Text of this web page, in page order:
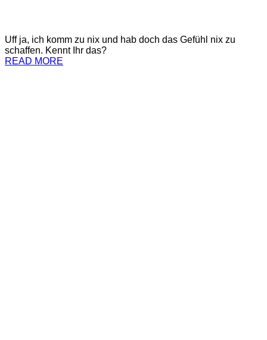
Uff ja, ich komm zu nix und hab doch das Gefühl nix zu
schaffen. Kennt Ihr das?
READ MORE